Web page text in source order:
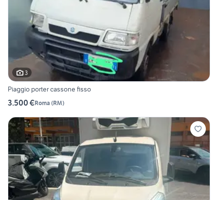
3
Piaggio porter cassone fisso
3.500 €Roma (RM)